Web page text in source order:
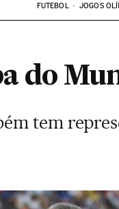
FUTEBOL JOGOS
do
tem